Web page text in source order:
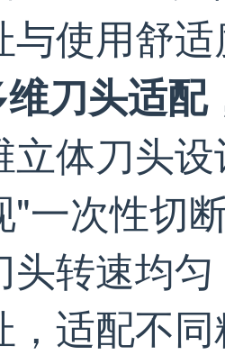
与使用舒
刀头适
立体刀头
"一次性切
头转速均
，适配不